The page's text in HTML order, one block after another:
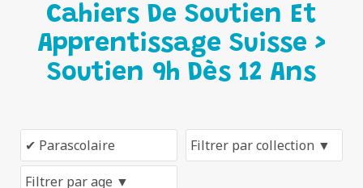
Cahiers De Soutien Et
Apprentissage Suisse >
Soutien 9h Dès 12 Ans